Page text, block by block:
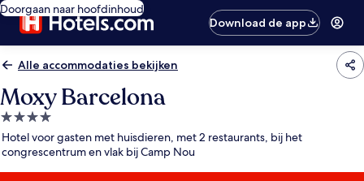
Doorgaan naar hoofdinhoud
Download de app
Alle accommodaties bekijken
Moxy Barcelona
4.0-
sterrenaccommodatie
Hotel voor gasten met huisdieren, met 2 restaurants, bij het
congrescentrum en vlak bij Camp Nou